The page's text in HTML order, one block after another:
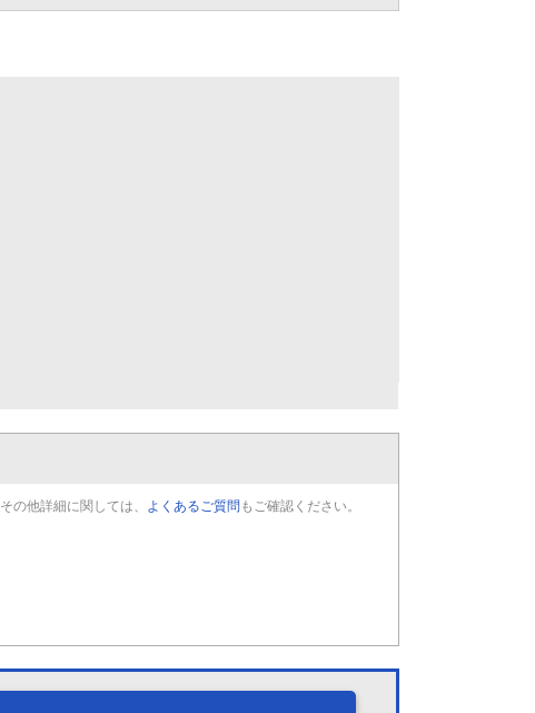
その他詳細に関しては、 よくあるご質問もご確認ください。